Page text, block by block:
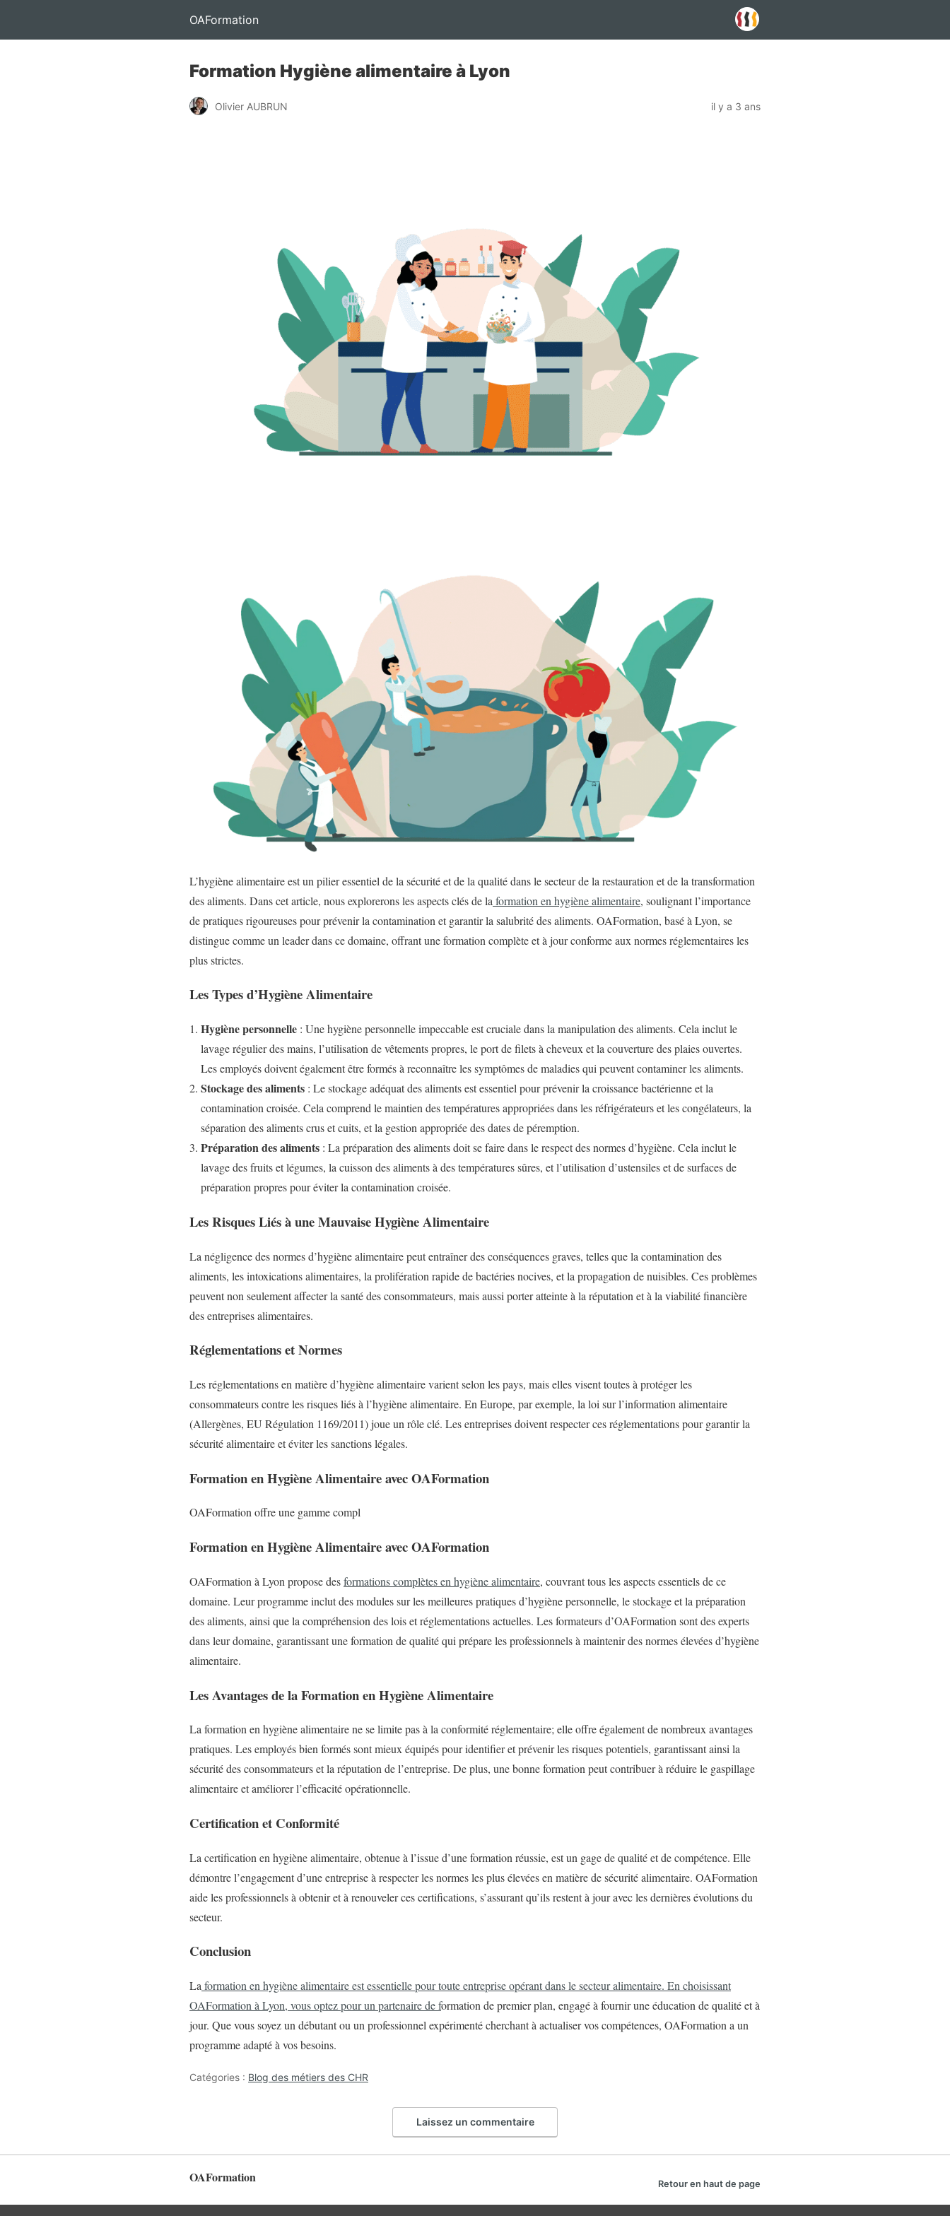
OAFormation
Formation Hygiène alimentaire à Lyon
Olivier AUBRUN il y a 3 ans
L’hygiène alimentaire est un pilier essentiel de la sécurité et de la qualité dans le secteur de la restauration et de la transformation
des aliments. Dans cet article, nous explorerons les aspects clés de la formation en hygiène alimentaire, soulignant l’importance
de pratiques rigoureuses pour prévenir la contamination et garantir la salubrité des aliments. OAFormation, basé à Lyon, se
distingue comme un leader dans ce domaine, offrant une formation complète et à jour conforme aux normes réglementaires les
plus strictes.
Les Types d’Hygiène Alimentaire
Hygiène personnelle : Une hygiène personnelle impeccable est cruciale dans la manipulation des aliments. Cela inclut le
lavage régulier des mains, l’utilisation de vêtements propres, le port de filets à cheveux et la couverture des plaies ouvertes.
Les employés doivent également être formés à reconnaître les symptômes de maladies qui peuvent contaminer les aliments.
Stockage des aliments : Le stockage adéquat des aliments est essentiel pour prévenir la croissance bactérienne et la
contamination croisée. Cela comprend le maintien des températures appropriées dans les réfrigérateurs et les congélateurs, la
séparation des aliments crus et cuits, et la gestion appropriée des dates de péremption.
Préparation des aliments : La préparation des aliments doit se faire dans le respect des normes d’hygiène. Cela inclut le
lavage des fruits et légumes, la cuisson des aliments à des températures sûres, et l’utilisation d’ustensiles et de surfaces de
préparation propres pour éviter la contamination croisée.
Les Risques Liés à une Mauvaise Hygiène Alimentaire
La négligence des normes d’hygiène alimentaire peut entraîner des conséquences graves, telles que la contamination des
aliments, les intoxications alimentaires, la prolifération rapide de bactéries nocives, et la propagation de nuisibles. Ces problèmes
peuvent non seulement affecter la santé des consommateurs, mais aussi porter atteinte à la réputation et à la viabilité financière
des entreprises alimentaires.
Réglementations et Normes
Les réglementations en matière d’hygiène alimentaire varient selon les pays, mais elles visent toutes à protéger les
consommateurs contre les risques liés à l’hygiène alimentaire. En Europe, par exemple, la loi sur l’information alimentaire
(Allergènes, EU Régulation 1169/2011) joue un rôle clé. Les entreprises doivent respecter ces réglementations pour garantir la
sécurité alimentaire et éviter les sanctions légales.
Formation en Hygiène Alimentaire avec OAFormation
OAFormation offre une gamme compl
Formation en Hygiène Alimentaire avec OAFormation
OAFormation à Lyon propose desformations complètes en hygiène alimentaire, couvrant tous les aspects essentiels de ce
domaine. Leur programme inclut des modules sur les meilleures pratiques d’hygiène personnelle, le stockage et la préparation
des aliments, ainsi que la compréhension des lois et réglementations actuelles. Les formateurs d’OAFormation sont des experts
dans leur domaine, garantissant une formation de qualité qui prépare les professionnels à maintenir des normes élevées d’hygiène
alimentaire.
Les Avantages de la Formation en Hygiène Alimentaire
La formation en hygiène alimentaire ne se limite pas à la conformité réglementaire; elle offre également de nombreux avantages
pratiques. Les employés bien formés sont mieux équipés pour identifier et prévenir les risques potentiels, garantissant ainsi la
sécurité des consommateurs et la réputation de l’entreprise. De plus, une bonne formation peut contribuer à réduire le gaspillage
alimentaire et améliorer l’efficacité opérationnelle.
Certification et Conformité
La certification en hygiène alimentaire, obtenue à l’issue d’une formation réussie, est un gage de qualité et de compétence. Elle
démontre l’engagement d’une entreprise à respecter les normes les plus élevées en matière de sécurité alimentaire. OAFormation
aide les professionnels à obtenir et à renouveler ces certifications, s’assurant qu’ils restent à jour avec les dernières évolutions du
secteur.
Conclusion
La formation en hygiène alimentaire est essentielle pour toute entreprise opérant dans le secteur alimentaire. En choisissant
OAFormation à Lyon, vous optez pour un partenaire de formation de premier plan, engagé à fournir une éducation de qualité et à
jour. Que vous soyez un débutant ou un professionnel expérimenté cherchant à actualiser vos compétences, OAFormation a un
programme adapté à vos besoins.
Catégories : Blog des métiers des CHR
Laissez un commentaire
OAFormation Retour en haut de page